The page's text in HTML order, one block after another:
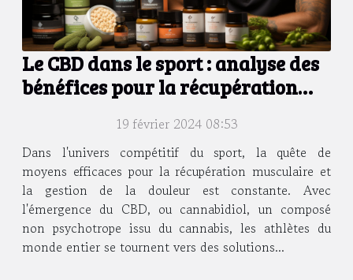
Le CBD dans le sport : analyse des
bénéfices pour la récupération
19 février 2024 08:53
Dans l'univers compétitif du sport, la quête de
moyens efficaces pour la récupération musculaire et
la gestion de la douleur est constante. Avec
l'émergence du CBD, ou cannabidiol, un composé
non psychotrope issu du cannabis, les athlètes du
monde entier se tournent vers des solutions...